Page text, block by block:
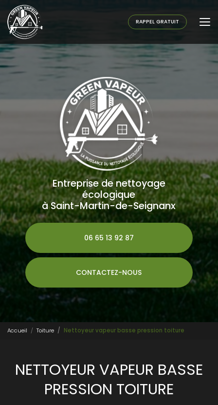
au
contenu
principal
RAPPEL GRATUIT
Entreprise de nettoyage
écologique
à Saint-Martin-de-Seignanx
06 65 13 92 87
CONTACTEZ-NOUS
Accueil Toiture Nettoyeur vapeur basse pression toiture
NETTOYEUR VAPEUR BASSE
PRESSION TOITURE